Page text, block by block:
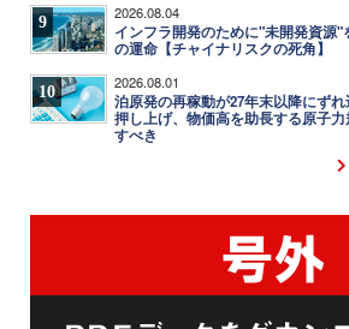
9 2026.08.04
インフラ開発のために"未開発資源
の運命【チャイナリスクの死角】
10 2026.08.01
泊原発の再稼動が27年末以降にず
押し上げ、物価高を助長する原子
すべき